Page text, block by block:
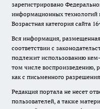
зарегистрировано
информационных
Возрастная категория сайта
Вся информация,
соответствии с
подлежит использованию
том числе воспроизведению,
как с письменного
Редакция портала не несет
пользователей, а также